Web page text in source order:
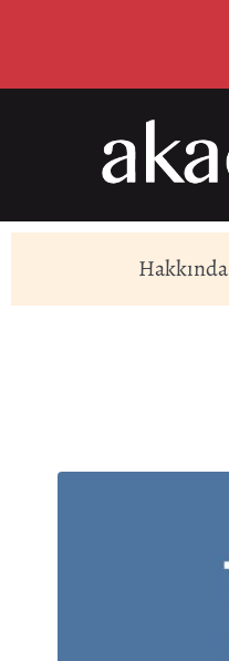
Hakkında